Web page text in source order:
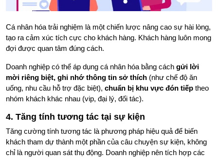
Cá nhân hóa trải nghiệm là một chiến lược nâng cao sự hài lòng,
tạo ra cảm xúc tích cực cho khách hàng. Khách hàng luôn mong
đợi được quan tâm đúng cách.
Doanh nghiệp có thể áp dụng cá nhân hóa bằng cách gửi lời
mời riêng biệt, ghi nhớ thông tin sở thích (như chế độ ăn
uống, nhu cầu hỗ trợ đặc biệt), chuẩn bị khu vực đón tiếp theo
nhóm khách khác nhau (vip, đại lý, đối tác).
4. Tăng tính tương tác tại sự kiện
Tăng cường tính tương tác là phương pháp hiệu quả để biến
khách tham dự thành một phần của câu chuyện sự kiện, không
chỉ là người quan sát thụ động. Doanh nghiệp nên tích hợp các